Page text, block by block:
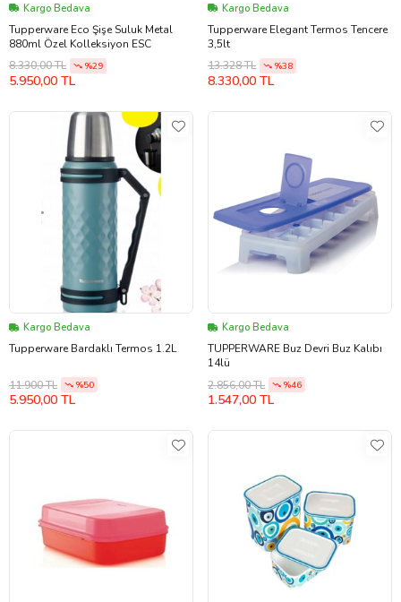
Kargo Bedava
Tupperware Eco Şişe Suluk Metal
880ml Özel Kolleksiyon ESC
8.330,00 TL
%29
5.950,00 TL
Kargo Bedava
Tupperware Elegant Termos Tencere
3,5lt
13.328 TL
%38
8.330,00 TL
Kargo Bedava
Tupperware Bardaklı Termos 1.2L
11.900 TL %50
5.950,00 TL
Kargo Bedava
TUPPERWARE Buz Devri Buz Kalıbı
14lü
2.856,00 TL
%46
1.547,00 TL